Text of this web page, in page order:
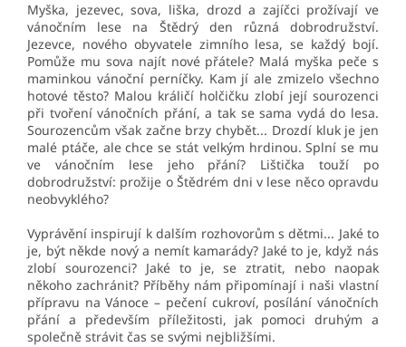
Myška, jezevec, sova, liška, drozd a zajíčci prožívají ve
vánočním lese na Štědrý den různá dobrodružství.
Jezevce, nového obyvatele zimního lesa, se každý bojí.
Pomůže mu sova najít nové přátele? Malá myška peče s
maminkou vánoční perníčky. Kam jí ale zmizelo všechno
hotové těsto? Malou králičí holčičku zlobí její sourozenci
při tvoření vánočních přání, a tak se sama vydá do lesa.
Sourozencům však začne brzy chybět... Drozdí kluk je jen
malé ptáče, ale chce se stát velkým hrdinou. Splní se mu
ve vánočním lese jeho přání? Lištička touží po
dobrodružství: prožije o Štědrém dni v lese něco opravdu
neobvyklého?
Vyprávění inspirují k dalším rozhovorům s dětmi... Jaké to
je, být někde nový a nemít kamarády? Jaké to je, když nás
zlobí sourozenci? Jaké to je, se ztratit, nebo naopak
někoho zachránit? Příběhy nám připomínají i naši vlastní
přípravu na Vánoce – pečení cukroví, posílání vánočních
přání a především příležitosti, jak pomoci druhým a
společně strávit čas se svými nejbližšími.